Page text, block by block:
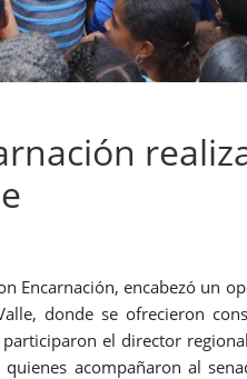
Encarnación, encabezó un
donde se ofrecieron
el director
acompañaron al